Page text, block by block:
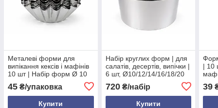
Металеві форми для
випікання кексів і мафінів
10 шт | Набір форм Ø 10
см × Ø 5.5 см | Харчовий
метал | Для духовки та
електропечі
45 ₴/упаковка
Купити
Набір круглих форм | для
салатів, десертів, випічки |
6 шт, Ø10/12/14/16/18/20
нержавіюча сталь
720₴/набір
Купити
| 10
39